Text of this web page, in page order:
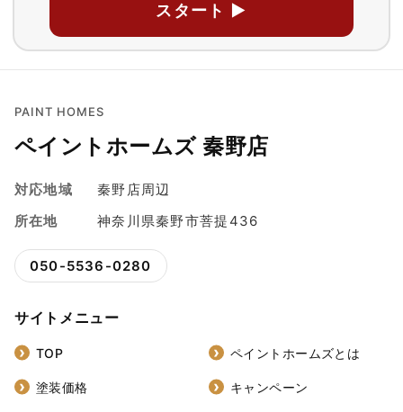
スタート ▶
PAINT HOMES
ペイントホームズ 秦野店
対応地域
秦野店周辺
所在地
神奈川県秦野市菩提436
050-5536-0280
サイトメニュー
TOP ペイントホームズとは
塗装価格 キャンペーン